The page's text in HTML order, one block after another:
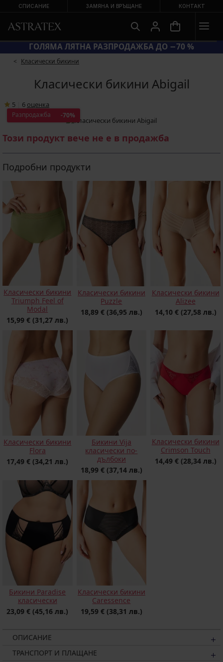
СПИСАНИЕ ЗАМЯНА И ВРЪЩАНЕ КОНТАКТ
SUN20 = ЕКСТРА −20 % НА НАМАЛЕНИ БАНСКИ
Класически бикини
Класически бикини Abigail
5 6 oценка
Разпродажба -70%
Този продукт вече не е в продажба
Подробни продукти
Класически бикини
Triumph Feel of
Modal
15,99 € (31,27 лв.)
Класически бикини
Puzzle
18,89 € (36,95 лв.)
Класически бикини
Alizeе
14,10 € (27,58 лв.)
Класически бикини
Flora
17,49 € (34,21 лв.)
Бикини Vija
класически по-
дълбоки
18,99 € (37,14 лв.)
Класически бикини
Crimson Touch
14,49 € (28,34 лв.)
Бикини Paradise
класически
23,09 € (45,16 лв.)
Класически бикини
Caressence
19,59 € (38,31 лв.)
ОПИСАНИЕ
ТРАНСПОРТ И ПЛАЩАНЕ